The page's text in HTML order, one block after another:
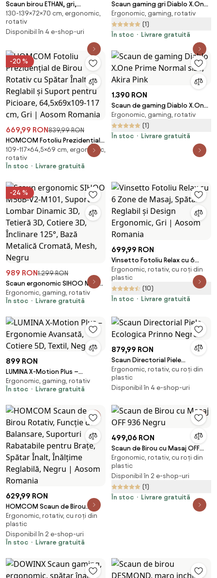
Scaun birou ETHAN, gri,
plasa/metal, 72x70x130/139 cm
130-139×72×70 cm, ergonomic,
rotativ
Disponibil în 4 e-shop-uri
Scaun gaming gri Diablo X.One
Prime, Normal Size, Nightwolf
Moon
Ergonomic, gaming, rotativ
(1)
În stoc
Livrare gratuită
-20 %
669,99 RON839,99 RON
HOMCOM Fotoliu Prezidențial
de Birou Rotativ cu Spătar Înalt
Reglabil și Suport pentru
Picioare, 64,5x69x109-117 cm,
109-117×64,5×69 cm, ergonomic,
rotativ
În stoc
Livrare gratuită
1.390 RON
Scaun de gaming Diablo X.One
Prime Normal size, Akira Pink
Ergonomic, gaming, rotativ
(1)
În stoc
Livrare gratuită
-24 %
989 RON1.299 RON
Scaun ergonomic SIHOO M56B-
V2-M101, Suport Lombar
Dinamic 3D, Tetieră 3D, Cotiere
Cromată, Mesh, Negru
Ergonomic, gaming, rotativ
În stoc
Livrare gratuită
699,99 RON
Vinsetto Fotoliu Relax cu 6
Zone de Masaj, Spătar Reglabil
și Design Ergonomic, Gri |
Aosom Romania
Ergonomic, rotativ, cu roți din
plastic
(10)
În stoc
Livrare gratuită
899 RON
LUMINA X-Motion Plus –
Ergonomie Avansată, Cotiere
5D, Textil, Negru
Ergonomic, gaming, rotativ
În stoc
Livrare gratuită
879,99 RON
Scaun Directorial Piele
Ecologica Prinno Negru
Ergonomic, rotativ, cu roți din
plastic
Disponibil în 4 e-shop-uri
629,99 RON
HOMCOM Scaun de Birou
Rotativ, Funcție de Balansare,
Suporturi Rabatabile pentru
Brațe, Spătar Înalt, Înălțime
Reglabilă, Negru | Aosom
Ergonomic, rotativ, cu roți din
plastic
Disponibil în 2 e-shop-uri
În stoc
Livrare gratuită
499,06 RON
Scaun de Birou cu Masaj OFF
936 Negru
Ergonomic, rotativ, cu roți din
plastic
Disponibil în 2 e-shop-uri
(1)
În stoc
Livrare gratuită